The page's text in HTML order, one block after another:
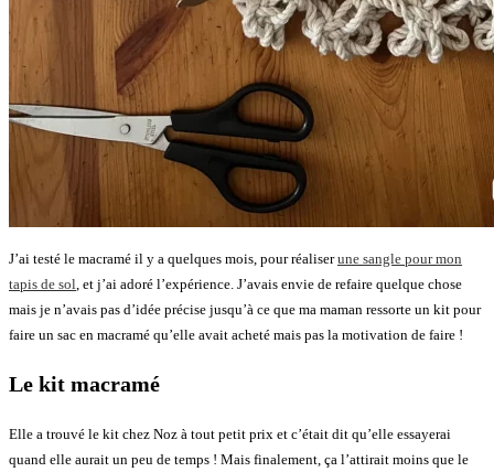
J’ai testé le macramé il y a quelques mois, pour réaliserune sangle pour mon
tapis de sol , et j’ai adoré l’expérience. J’avais envie de refaire quelque chose
mais je n’avais pas d’idée précise jusqu’à ce que ma maman ressorte un kit pour
faire un sac en macramé qu’elle avait acheté mais pas la motivation de faire !
Le kit macramé
Elle a trouvé le kit chez Noz à tout petit prix et c’était dit qu’elle essayerai
quand elle aurait un peu de temps ! Mais finalement, ça l’attirait moins que le